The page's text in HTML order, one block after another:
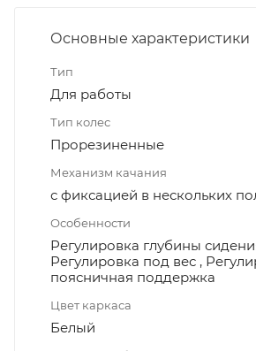
Основные характеристики
Тип
Для работы
Тип колес
Прорезиненные
Механизм качания
с фиксацией в нескольких
Особенности
Регулировка глубины
Регулировка под вес ,
поясничная поддержка
Цвет каркаса
Белый